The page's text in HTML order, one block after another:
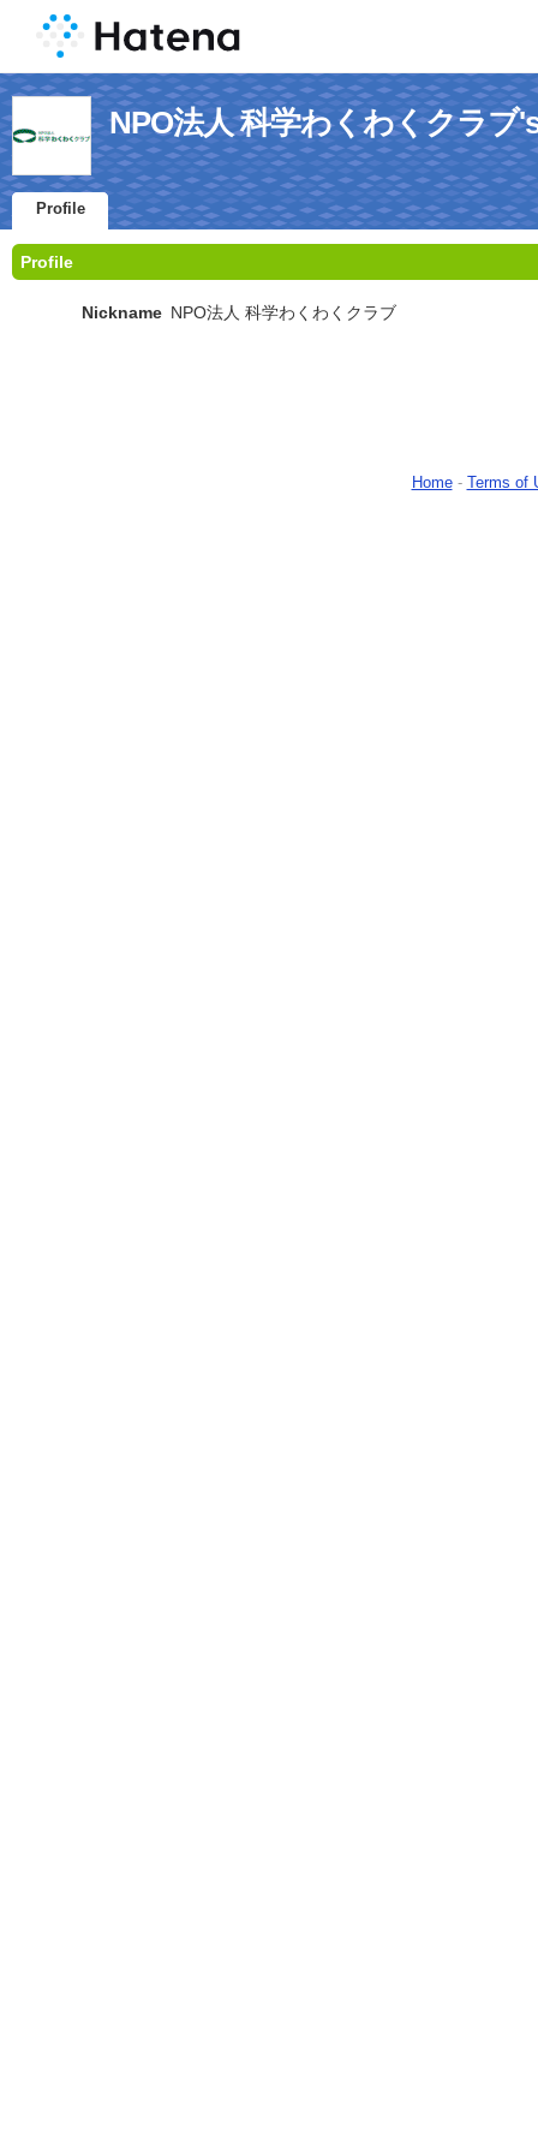
NPO法人 科学わくわくクラブ
Profile
Profile
Nickname NPO法人 科学わくわくクラブ
Home- Terms of